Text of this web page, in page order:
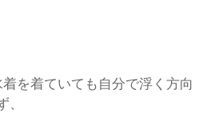
を着ていても自分で浮く方向
、